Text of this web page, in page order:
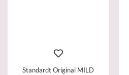
Standardt Original MILD